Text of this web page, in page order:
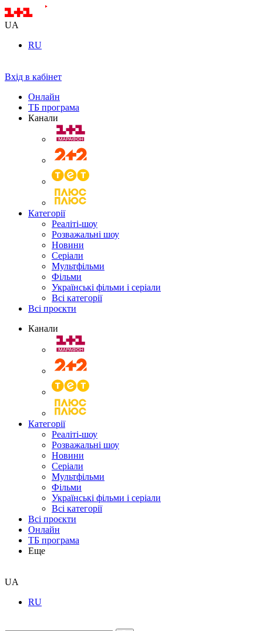
UA
RU
Вхід в кабінет
Онлайн
ТБ програма
Канали
Категорії
Реаліті-шоу
Розважальні шоу
Новини
Серіали
Мультфільми
Фільми
Українські фільми і серіали
Всі категорії
Всі проєкти
Канали
Категорії
Реаліті-шоу
Розважальні шоу
Новини
Серіали
Мультфільми
Фільми
Українські фільми і серіали
Всі категорії
Всі проєкти
Онлайн
ТБ програма
Еще
UA
RU